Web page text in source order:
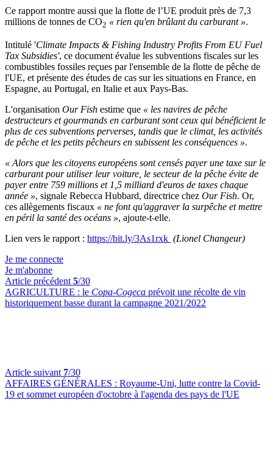
Ce rapport montre aussi que la flotte de l’UE produit près de 7,3
millions de tonnes de CO2 « rien qu'en brûlant du carburant ».
Intitulé 'Climate Impacts & Fishing Industry Profits From EU Fuel
Tax Subsidies', ce document évalue les subventions fiscales sur les
combustibles fossiles reçues par l'ensemble de la flotte de pêche de
l'UE, et présente des études de cas sur les situations en France, en
Espagne, au Portugal, en Italie et aux Pays-Bas.
L'organisation Our Fish estime que « les navires de pêche
destructeurs et gourmands en carburant sont ceux qui bénéficient le
plus de ces subventions perverses, tandis que le climat, les activités
de pêche et les petits pêcheurs en subissent les conséquences ».
« Alors que les citoyens européens sont censés payer une taxe sur le
carburant pour utiliser leur voiture, le secteur de la pêche évite de
payer entre 759 millions et 1,5 milliard d'euros de taxes chaque
année », signale Rebecca Hubbard, directrice chez Our Fish. Or,
ces allègements fiscaux « ne font qu'aggraver la surpêche et mettre
en péril la santé des océans », ajoute-t-elle.
Lien vers le rapport : https://bit.ly/3As1rxk (Lionel Changeur)
Je me connecte
Je m'abonne
Article précédent 5/30
AGRICULTURE : le Copa-Cogeca prévoit une récolte de vin
historiquement basse durant la campagne 2021/2022
Article suivant 7/30
AFFAIRES GÉNÉRALES : Royaume-Uni, lutte contre la Covid-
19 et sommet européen d'octobre à l'agenda des pays de l'UE